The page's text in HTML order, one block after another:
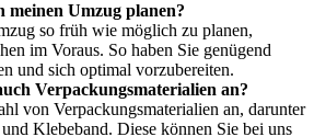
meinen Umzug planen?
so früh wie möglich zu planen,
im Voraus. So haben Sie genügend
und sich optimal vorzubereiten.
Verpackungsmaterialien an?
von Verpackungsmaterialien an, darunter
Klebeband. Diese können Sie bei uns